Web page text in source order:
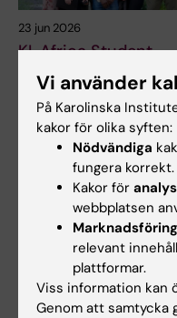
23 jun 2026
KI-Africa Student
Network anordnade
sitt första
evenemang
tillsammans med
Centre of Excellence
for Sustainable
Den 1 juni arrangerade Centre
of Excellence for Sustainable
Health (CESH)…
Vi använder
På Karolinska
kakor för olika syften:
Nödvändiga
fungera korrekt.
Kakor för analys
webbplatsen
relevant
plattformar.
Viss information kan
Genom att samtycka